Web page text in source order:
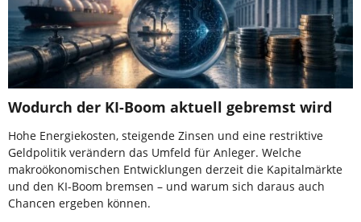
Wodurch der KI-Boom aktuell gebremst wird
Hohe Energiekosten, steigende Zinsen und eine restriktive
Geldpolitik verändern das Umfeld für Anleger. Welche
makroökonomischen Entwicklungen derzeit die Kapitalmärkte
und den KI-Boom bremsen – und warum sich daraus auch
Chancen ergeben können.